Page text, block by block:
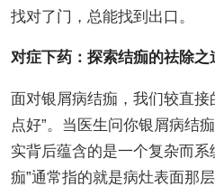
找对了门，总能找到出口。
对症下药：探索结痂的祛除之
面对银屑病结痂，我们较直接
点好”。当医生问你银屑病结
实背后蕴含的是一个复杂而
痂”通常指的就是病灶表面那